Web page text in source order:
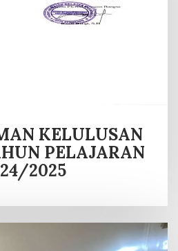
KELULUSAN
PELAJARAN
2025